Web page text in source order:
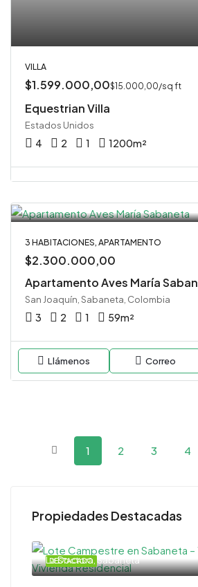
VILLA
$1.599.000,00$15.000,00/sq ft
Equestrian Villa
Estados Unidos
4 2 1 1200m²
3 HABITACIONES, APARTAMENTO
$2.300.000,00
Apartamento Aves María
San Joaquín, Sabaneta, Colombia
3 2 1 59m²
Llámenos Correo
1 2 3 4
Propiedades Destacadas
DESTACADO
La Doctora, Sabaneta